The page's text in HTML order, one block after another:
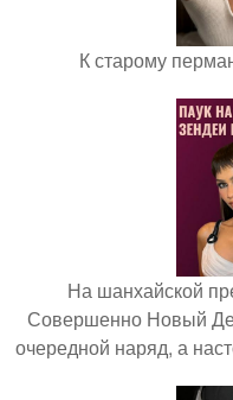
К старому
На шанхайской
Совершенно Новый
очередной наряд, а